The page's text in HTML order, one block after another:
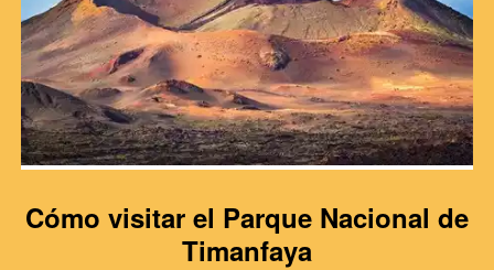
Cómo visitar el Parque Nacional de
Timanfaya